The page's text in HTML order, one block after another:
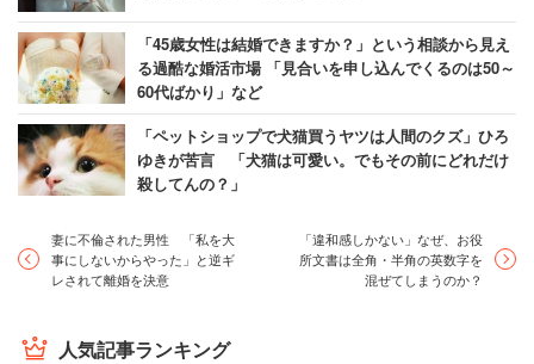
「45歳女性は結婚できますか？」という相談から見え
る過酷な婚活市場 「見合いを申し込んでくるのは50～
60代ばかり」など
「ペットショップで犬猫買うヤツは人間のクズ」ひろ
ゆきが苦言 「犬猫は可愛い。でもその前にどれだけ
殺してんの？」
妻に不倫された男性 「私を大
事にしないからやった」と逆ギ
レされて離婚を決意
「違和感しかない」なぜ、お役
所文書は全角・半角の英数字を
混ぜてしまうのか？
人気記事ランキング